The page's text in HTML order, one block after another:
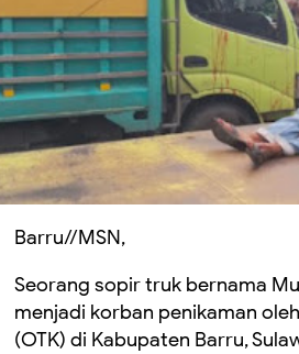
Barru//MSN,
Seorang sopir truk bernama
menjadi korban penikaman
(OTK) di Kabupaten Barru,